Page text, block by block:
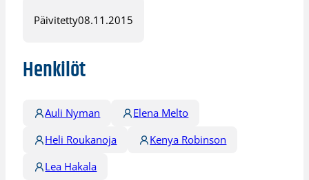
Päivitetty08.11.2015
Henkilöt
Auli Nyman
Elena Melto
Heli Roukanoja
Kenya Robinson
Lea Hakala